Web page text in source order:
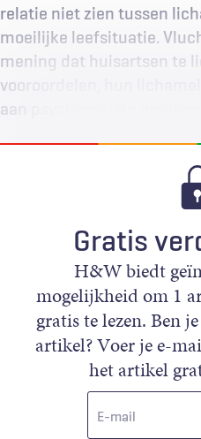
relatie niet zien tussen
moeilijke leefsituatie.
mening dat huisartsen te
vooroordelen, hun
aan psychosociale
Gratis
H&W biedt
mogelijkheid om 1
gratis te lezen. Ben
artikel? Voer je e-
het artikel